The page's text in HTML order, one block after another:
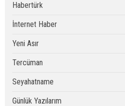
Habertürk
İnternet Haber
Yeni Asır
Tercüman
Seyahatname
Günlük Yazılarım